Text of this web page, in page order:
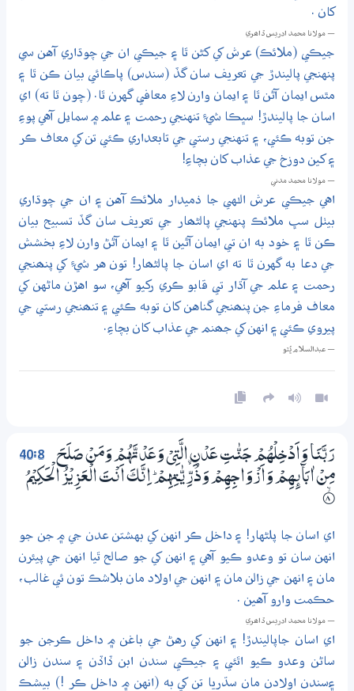
کان .
— مولانا محمد ادريس ڏاھري
جيڪي (ملائڪ) عرش کي کڻن ٿا ۽ جيڪي ان جي چوڌاري آهن سي
پنهنجي پاليندڙ جي تعريف سان گڏ (سندس) پاڪائي بيان ڪن ٿا ۽
مٿس ايمان آڻن ٿا ۽ ايمان وارن لاءِ معافي گهرن ٿا. (چون ٿا ته) اي
اسان جا پاليندڙ! سڀڪا شيءِ تنهنجي رحمت ۽ علم ۾ سمايل آهي پوءِ
جن توبه ڪئي، ۽ تنهنجي رستي جي تابعداري ڪئي تن کي معاف ڪر
۽ کين دوزخ جي عذاب کان بچاءِ!
— مولانا محمد مدني
اهي جيڪي عرش الـٰهي جا ذميدار ملائڪ آهن ۽ ان جي چوڌاري
بيٺل سڀ ملائڪ پنهنجي پالڻھار جي تعريف سان گڏ تسبيح بيان
ڪن ٿا ۽ خود به ان تي ايمان آڻين ٿا ۽ ايمان آڻڻ وارن لاءِ بخشش
جي دعا به گهرن ٿا ته اي اسان جا پالڻھار! تون هر شيءِ کي پنھنجي
رحمت ۽ علم جي آڌار تي قابو ڪري رکيو آهي، سو اهڙن ماڻهن کي
معاف فرماءِ جن پنھنجي گناهن کان توبه ڪئي ۽ تنھنجي رستي جي
پيروي ڪئي ۽ انهن کي جھنم جي عذاب کان بچاءِ.
— عبدالسلام ڀُٽو
40:8
رَبَّنَا وَاَدْخِلْهُمْ جَنّٰتِ عَدْنِ ۨالَّتِيْ وَعَدْتَّهُمْ وَمَنْ صَلَحَ
مِنْ اٰبَاۗىِٕـهِمْ وَاَزْوَاجِهِمْ وَذُرِّيّٰــتِهِمْ ۭ اِنَّكَ اَنْتَ الْعَزِيْزُ الْحَكِيْمُ
8‏۝ۙ
اي اسان جا پلڻهار! ۽ داخل ڪر انهن کي بهشتن عدن جي ۾ جن جو
انهن سان تو وعدو ڪيو آهي ۽ انهن کي جو صالح ٿيا انهن جي پيئرن
مان ۽ انهن جي زالن مان ۽ انهن جي اولاد مان بلاشڪ تون ئي غالب،
حڪمت وارو آهين .
— مولانا محمد ادريس ڏاھري
اي اسان جاپاليندڙ! ۽ انهن کي رهڻ جي باغن ۾ داخل ڪرجن جو
ساڻن وعدو ڪيو اٿئي ۽ جيڪي سندن ابن ڏاڏن ۽ سندن زالن
۽سندن اولادن مان سڌريا تن کي به (انهن ۾ داخل ڪر !) بيشڪ